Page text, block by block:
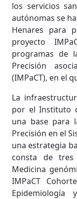
los servicios
autónomas se
Henares para
proyecto
programas de
Precisión
(IMPaCT), en el
La
por el Instituto
una base para
Precisión en el
una estrategia
consta de tres
Medicina
IMPaCT
Epidemiología